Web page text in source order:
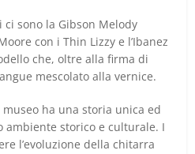
sono la Gibson Melody
con i Thin Lizzy e l’Ibanez
che, oltre alla firma di
mescolato alla vernice.
ha una storia unica ed
ambiente storico e culturale. I
l’evoluzione della chitarra